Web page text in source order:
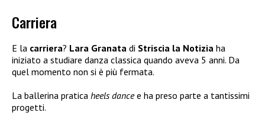
Carriera
E la carriera? Lara Granata di Striscia la Notizia ha
iniziato a studiare danza classica quando aveva 5 anni. Da
quel momento non si è più fermata.
La ballerina pratica heels dancee ha preso parte a tantissimi
progetti.